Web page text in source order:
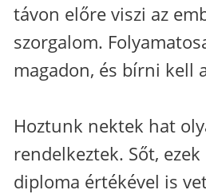
távon előre viszi az
szorgalom.
magadon, és bírni kell
Hoztunk nektek hat
rendelkeztek. Sőt,
diploma értékével is